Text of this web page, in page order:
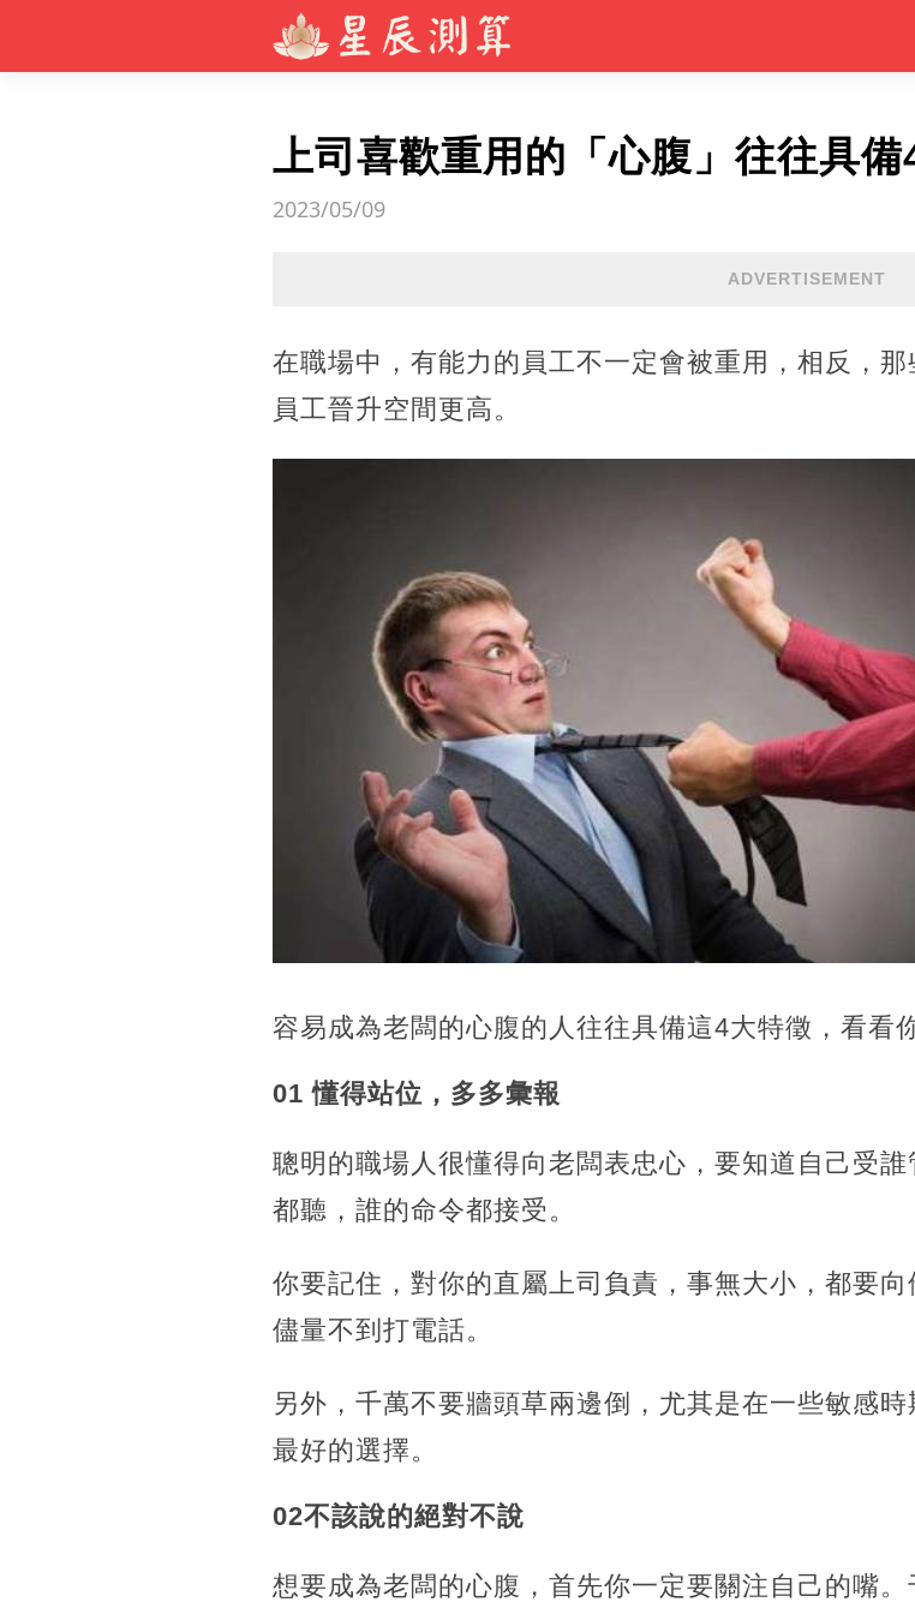
上司喜歡重用的「心腹」往往具
2023/05/09
ADVERTISEMENT
在職場中，有能力的員工不一定會被重用，相反，
員工晉升空間更高。
容易成為老闆的心腹的人往往具備這4大特徵，看看
01 懂得站位，多多彙報
聰明的職場人很懂得向老闆表忠心，要知道自己受
都聽，誰的命令都接受。
你要記住，對你的直屬上司負責，事無大小，都要
儘量不到打電話。
另外，千萬不要牆頭草兩邊倒，尤其是在一些敏感
最好的選擇。
02不該說的絕對不說
想要成為老闆的心腹，首先你一定要關注自己的嘴